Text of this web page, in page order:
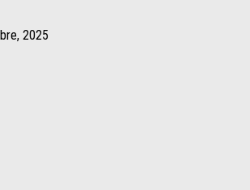
2025